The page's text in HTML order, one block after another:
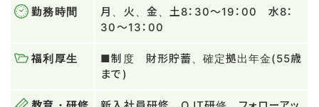
勤務時間
月、火、金、土8：30〜19：00 水8：
30〜13：00
福利厚生
■制度 財形貯蓄、確定拠出年金(55歳
まで)